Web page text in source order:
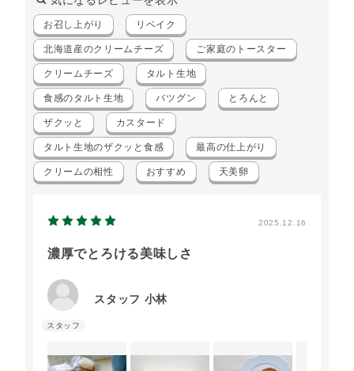
お召し上がり リベイク
北海道産のクリームチーズ ご家庭のトースター
クリームチーズ タルト生地
食感のタルト生地 バツグン とろんと
ザクッと カスタード
タルト生地のザクッと食感 最高の仕上がり
クリームの相性 おすすめ 天美卵
2025.12.16
濃厚でとろける美味しさ
スタッフ 小林